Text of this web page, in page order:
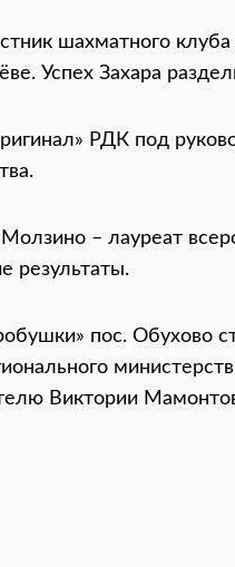
шахматного
Успех Захара
РДК под
– лауреат
результаты.
пос. Обухово
Виктории